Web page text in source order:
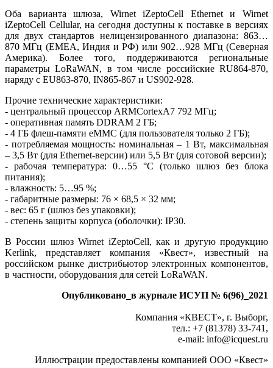
Оба варианта шлюза, Wirnet iZep­toCell Ethernet и Wirnet
iZeptoCell Cellular, на сегодня доступны к поставке в версиях
для двух стандартов нелицензированного диапазона: 863…
870 МГц (EMEA, Индия и РФ) или 902…928 МГц (Северная
Америка). Более то­го, поддерживаются региональные
параметры LoRaWAN, в том числе российские RU864-870,
наряду с EU863-870, IN865-867 и US902-928.
Прочие технические характеристики:
- центральный процессор ARMCortexA7 792 МГц;
- оперативная память DDRAM 2 ГБ;
- 4 ГБ флеш-памяти eMMC (для пользователя только 2 ГБ);
- потребляемая мощность: номинальная – 1 Вт, максимальная
– 3,5 Вт (для Ethernet-версии) или 5,5 Вт (для сотовой версии);
- рабочая температура: 0…55 °C (только шлюз без блока
питания);
- влажность: 5…95 %;
- габаритные размеры: 76 × 68,5 × 32 мм;
- вес: 65 г (шлюз без упаковки);
- степень защиты корпуса (оболочки): IP30.
В России шлюз Wirnet iZeptoСell, как и другую продукцию
Kerlink, представляет компания «Квест», известный на
российском рынке дистрибьютор электронных компонентов,
в частности, оборудования для сетей LoRaWAN.
Опубликовано_в журнале ИСУП № 6(96)_2021
Компания «КВЕСТ», г. Выборг,
тел.: +7 (81378) 33-741,
e-mail: info@icquest.ru
Иллюстрации предоставлены компанией ООО «Квест»